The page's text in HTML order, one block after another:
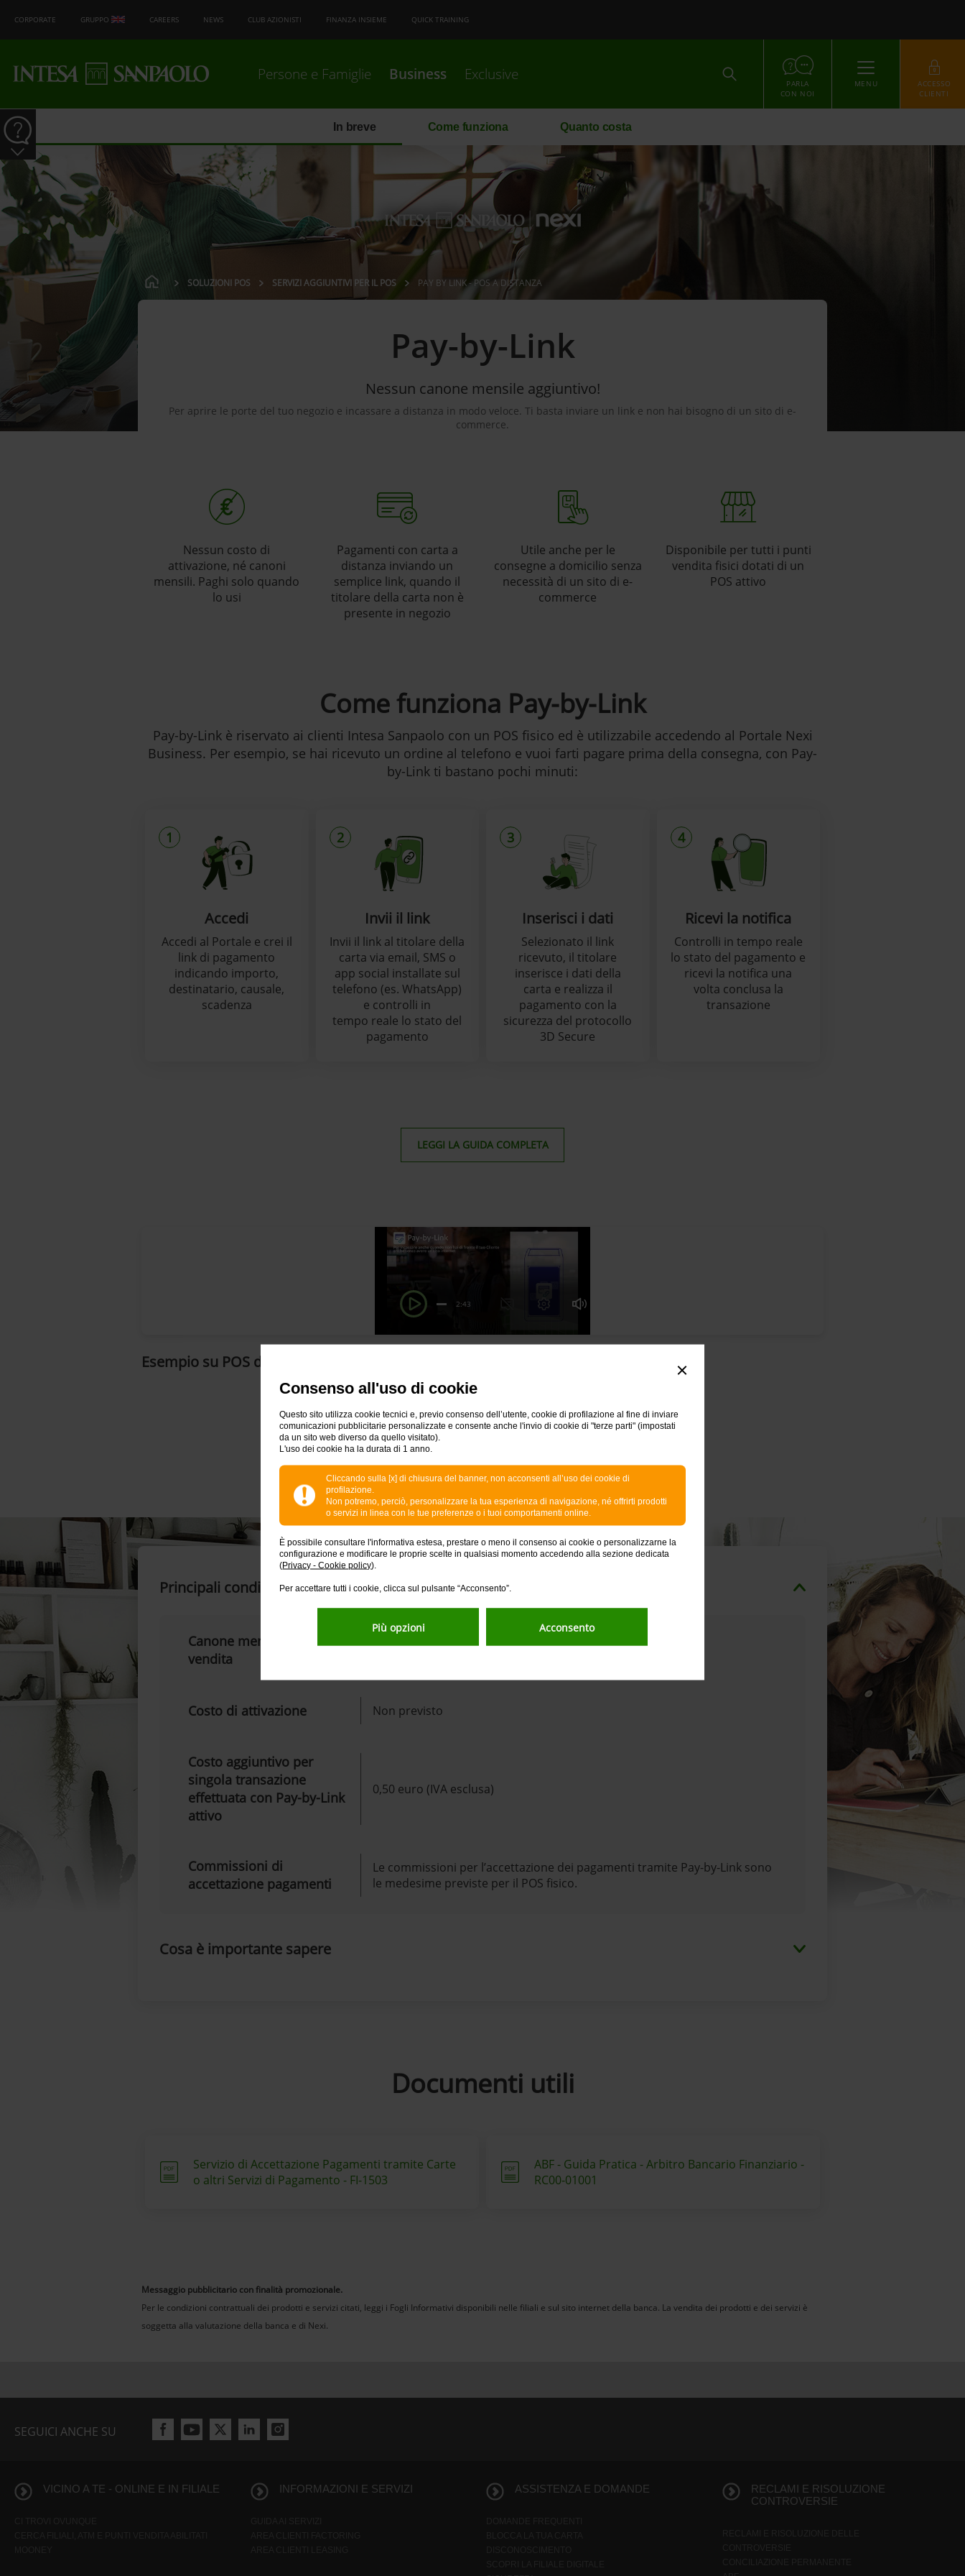
Consenso all'uso di cookie
Questo sito utilizza cookie tecnici e, previo consenso dell’utente, cookie di profilazione al fine di inviare
comunicazioni pubblicitarie personalizzate e consente anche l'invio di cookie di "terze parti" (impostati
da un sito web diverso da quello visitato).
L'uso dei cookie ha la durata di 1 anno.
Cliccando sulla [x] di chiusura del banner, non acconsenti all’uso dei cookie di
profilazione.
Non potremo, perciò, personalizzare la tua esperienza di navigazione, né offrirti prodotti
o servizi in linea con le tue preferenze o i tuoi comportamenti online.
È possibile consultare l'informativa estesa, prestare o meno il consenso ai cookie o personalizzarne la
configurazione e modificare le proprie scelte in qualsiasi momento accedendo alla sezione dedicata
(Privacy - Cookie policy).
Per accettare tutti i cookie, clicca sul pulsante “Acconsento”.
Più opzioni Acconsento
CORPORATE GRUPPO CAREERS NEWS CLUB AZIONISTI FINANZA INSIEME QUICK TRAINING
Persone e Famiglie Business Exclusive ACCEDI
PARLA
CON NOI
MENU
ACCESSO
CLIENTI
In breve Come funziona Quanto costa
SOLUZIONI POS SERVIZI AGGIUNTIVI PER IL POS PAY BY LINK - POS A DISTANZA
Pay-by-Link
Nessun canone mensile aggiuntivo!
Per aprire le porte del tuo negozio e incassare a distanza in modo veloce. Ti basta inviare un link e non hai bisogno di un sito di e-
commerce.
Nessun costo di
attivazione, né canoni
mensili. Paghi solo quando
lo usi
Pagamenti con carta a
distanza inviando un
semplice link, quando il
titolare della carta non è
presente in negozio
Utile anche per le
consegne a domicilio senza
necessità di un sito di e-
commerce
Disponibile per tutti i punti
vendita fisici dotati di un
POS attivo
Come funziona Pay-by-Link
Pay-by-Link è riservato ai clienti Intesa Sanpaolo con un POS fisico ed è utilizzabile accedendo al Portale Nexi
Business. Per esempio, se hai ricevuto un ordine al telefono e vuoi farti pagare prima della consegna, con Pay-
by-Link ti bastano pochi minuti:
1
Accedi
Accedi al Portale e crei il
link di pagamento
indicando importo,
destinatario, causale,
scadenza
2
Invii il link
Invii il link al titolare della
carta via email, SMS o
app social installate sul
telefono (es. WhatsApp)
e controlli in
tempo reale lo stato del
pagamento
3
Inserisci i dati
Selezionato il link
ricevuto, il titolare
inserisce i dati della
carta e realizza il
pagamento con la
sicurezza del protocollo
3D Secure
4
Ricevi la notifica
Controlli in tempo reale
lo stato del pagamento e
ricevi la notifica una
volta conclusa la
transazione
LEGGI LA GUIDA COMPLETA
Esempio su POS della gamma Nexi SmartPOS
Non ti abbiamo ancora detto che...
Principali condizioni economiche
Canone mensile per punto
vendita
Gratuito
Costo di attivazione Non previsto
Costo aggiuntivo per
singola transazione
effettuata con Pay-by-Link
attivo
0,50 euro (IVA esclusa)
Commissioni di
accettazione pagamenti
Le commissioni per l’accettazione dei pagamenti tramite Pay-by-Link sono
le medesime previste per il POS fisico.
Cosa è importante sapere
Documenti utili
Servizio di Accettazione Pagamenti tramite Carte
o altri Servizi di Pagamento - FI-1503
ABF - Guida Pratica - Arbitro Bancario Finanziario -
RC00-01001
Messaggio pubblicitario con finalità promozionale.
Per le condizioni contrattuali dei prodotti e servizi citati, leggi i Fogli Informativi disponibili nelle filiali e sul sito internet della banca. La vendita dei prodotti e dei servizi è
soggetta alla valutazione della banca e di Nexi.
SEGUICI ANCHE SU
VICINO A TE - ONLINE E IN FILIALE INFORMAZIONI E SERVIZI ASSISTENZA E DOMANDE
RECLAMI E RISOLUZIONE
CONTROVERSIE